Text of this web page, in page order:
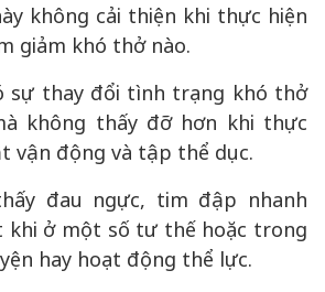
không cải thiện khi thực hiện
giảm khó thở nào.
sự thay đổi tình trạng khó thở
không thấy đỡ hơn khi thực
vận động và tập thể dục.
đau ngực, tim đập nhanh
khi ở một số tư thế hoặc trong
hay hoạt động thể lực.